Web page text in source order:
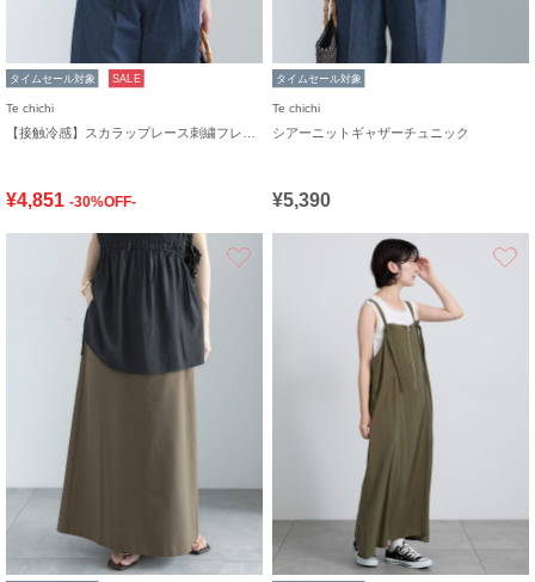
タイムセール対象 SALE
Te chichi
¥4,851 -30%OFF-
タイムセール対象
Te chichi
シアーニットギャザーチュニック
¥5,390